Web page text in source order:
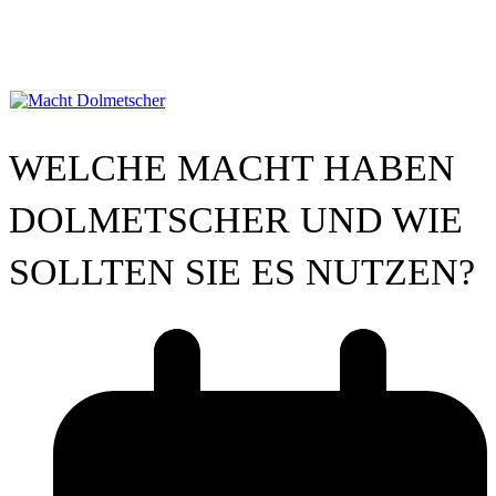
WELCHE MACHT HABEN
DOLMETSCHER UND WIE
SOLLTEN SIE ES NUTZEN?